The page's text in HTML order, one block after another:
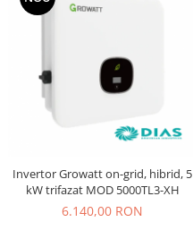
Invertor Growatt on-grid, hibrid, 5
kW trifazat MOD 5000TL3-XH
6.140,00 RON